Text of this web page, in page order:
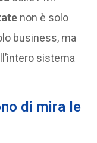
non è solo
business, ma
sistema
di mira le